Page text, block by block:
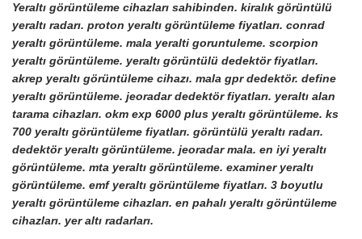
Yeraltı görüntüleme cihazları sahibinden. kiralık görüntülü
yeraltı radarı. proton yeraltı görüntüleme fiyatları. conrad
yeraltı görüntüleme. mala yeralti goruntuleme. scorpion
yeraltı görüntüleme. yeraltı görüntülü dedektör fiyatları.
akrep yeraltı görüntüleme cihazı. mala gpr dedektör. define
yeraltı görüntüleme. jeoradar dedektör fiyatları. yeraltı alan
tarama cihazları. okm exp 6000 plus yeraltı görüntüleme. ks
700 yeraltı görüntüleme fiyatları. görüntülü yeraltı radarı.
dedektör yeraltı görüntüleme. jeoradar mala. en iyi yeraltı
görüntüleme. mta yeraltı görüntüleme. examiner yeraltı
görüntüleme. emf yeraltı görüntüleme fiyatları. 3 boyutlu
yeraltı görüntüleme cihazları. en pahalı yeraltı görüntüleme
cihazları. yer altı radarları.